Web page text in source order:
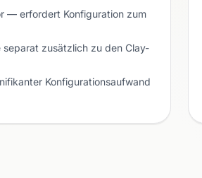
— erfordert Konfiguration zum
separat zusätzlich zu den Clay-
Konfigurationsaufwand